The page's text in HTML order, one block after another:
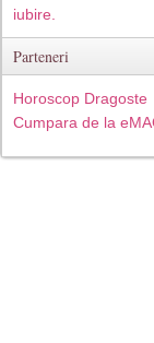
iubire.
Parteneri
Horoscop Dragoste
Cumpara de la